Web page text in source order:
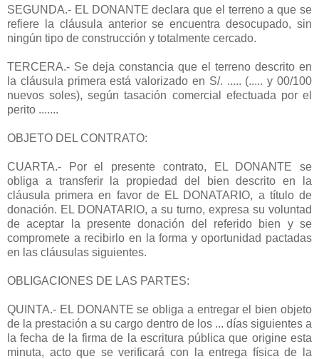
SEGUNDA.- EL DONANTE declara que el terreno a que se
refiere la cláusula anterior se encuentra desocupado, sin
ningún tipo de construcción y totalmente cercado.
TERCERA.- Se deja constancia que el terreno descrito en
la cláusula primera está valorizado en S/. ..... (..... y 00/100
nuevos soles), según tasación comercial efectuada por el
perito .......
OBJETO DEL CONTRATO:
CUARTA.- Por el presente contrato, EL DONANTE se
obliga a transferir la propiedad del bien descrito en la
cláusula primera en favor de EL DONATARIO, a título de
donación. EL DONATARIO, a su turno, expresa su voluntad
de aceptar la presente donación del referido bien y se
compromete a recibirlo en la forma y oportunidad pactadas
en las cláusulas siguientes.
OBLIGACIONES DE LAS PARTES:
QUINTA.- EL DONANTE se obliga a entregar el bien objeto
de la prestación a su cargo dentro de los ... días siguientes a
la fecha de la firma de la escritura pública que origine esta
minuta, acto que se verificará con la entrega física de la